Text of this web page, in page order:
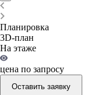
Планировка
3D-план
На этаже
цена по запросу
Оставить заявку